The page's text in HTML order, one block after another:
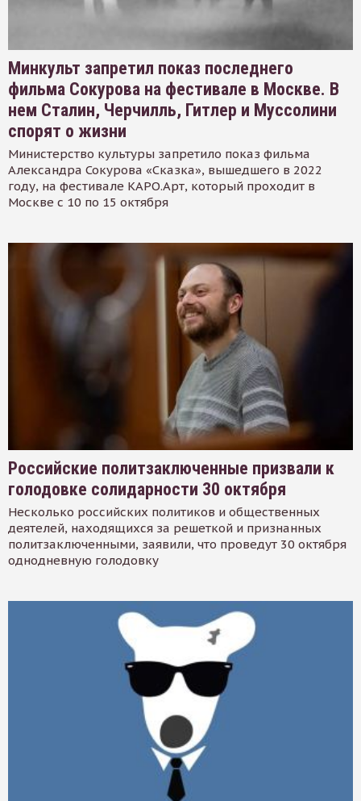
Минкульт запретил показ последнего
фильма Сокурова на фестивале в Москве. В
нем Сталин, Черчилль, Гитлер и Муссолини
спорят о жизни
Министерство культуры запретило показ фильма
Александра Сокурова «Сказка», вышедшего в 2022
году, на фестивале КАРО.Арт, который проходит в
Москве с 10 по 15 октября
Российские политзаключенные призвали к
голодовке солидарности 30 октября
Несколько российских политиков и общественных
деятелей, находящихся за решеткой и признанных
политзаключенными, заявили, что проведут 30 октября
однодневную голодовку